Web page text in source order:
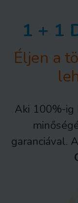
1 + 1
Éljen a
Aki 100%-ig
garanciával.